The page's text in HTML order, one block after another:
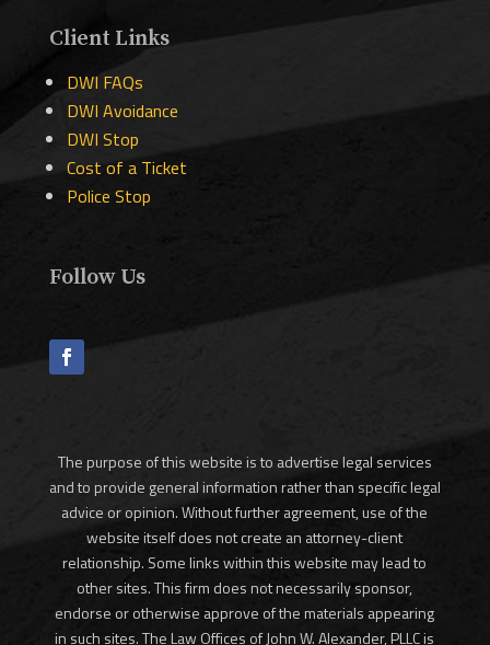
Client Links
DWI FAQs
DWI Avoidance
DWI Stop
Cost of a Ticket
Police Stop
Follow Us
The purpose of this website is to advertise legal services
and to provide general information rather than specific legal
advice or opinion. Without further agreement, use of the
website itself does not create an attorney-client
relationship. Some links within this website may lead to
other sites. This firm does not necessarily sponsor,
endorse or otherwise approve of the materials appearing
in such sites. The Law Offices of John W. Alexander, PLLC is